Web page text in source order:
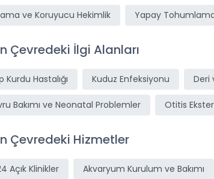
ve Koruyucu Hekimlik Yapay
Çevredeki İlgi Alanları
Kurdu Hastalığı Kuduz Enfeksiyonu Deri
Bakımı ve Neonatal Problemler Otitis
Çevredeki Hizmetler
Açık Klinikler Akvaryum Kurulum ve Bakımı